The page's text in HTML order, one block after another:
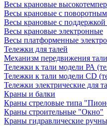
Весы крановые
Весы крановые с
Весы крановые с поддержкой
Весы крановые электронные
Весы платформенные
Тележки для талей
Механизм передвижения
Тележки к тали модели РА
Тележки к тали модели CD
Тележки электрические для
Краны и балки
Краны стреловые типа
Краны строительные "Окно"
Краны гидравлические